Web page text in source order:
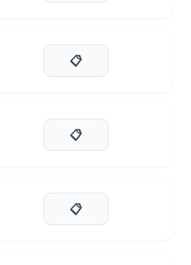
📋
📋
📋